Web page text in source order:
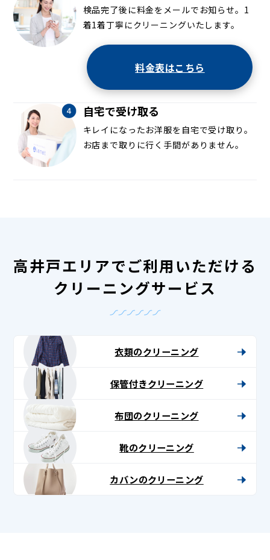
検品完了後に料金をメールでお知らせ。1
着1着丁寧にクリーニングいたします。
料金表はこちら
自宅で受け取る
キレイになったお洋服を自宅で受け取り。
お店まで取りに行く手間がありません。
高井戸エリアでご利用いただける
クリーニングサービス
衣類のクリーニング
保管付きクリーニング
布団のクリーニング
靴のクリーニング
カバンのクリーニング